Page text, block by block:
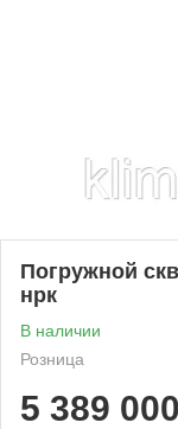
Погружной
нрк
В наличии
Розница
5 389 000